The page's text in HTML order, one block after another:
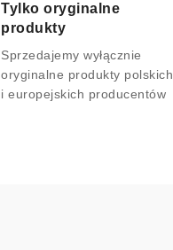
Tylko oryginalne
produkty
Sprzedajemy wyłącznie
oryginalne produkty polskich
i europejskich producentów